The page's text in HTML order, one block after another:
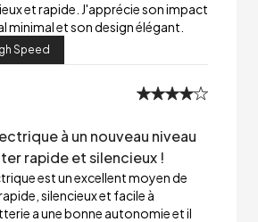
et rapide. J'apprécie son impact
minimal et son design élégant.
Speed
à un nouveau niveau
rapide et silencieux !
est un excellent moyen de
silencieux et facile à
a une bonne autonomie et il